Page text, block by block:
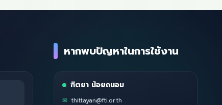
หากพบปัญหาในการใช้งาน
ฑิตยา น้อยถนอม
✉ thittayan@fti.or.th